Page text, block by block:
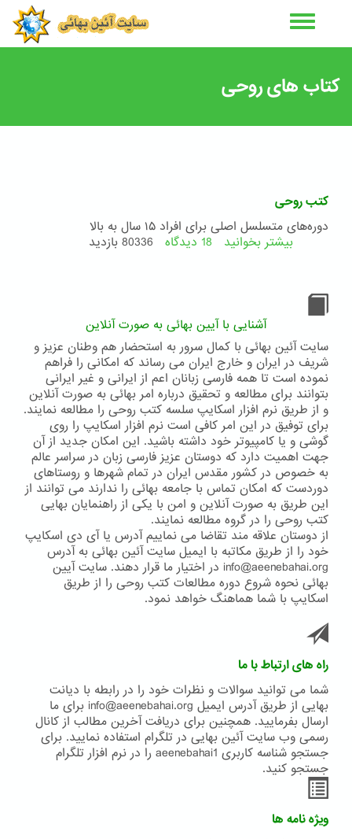
کتاب های روحی
کتب روحی
دوره‌های متسلسل اصلی برای افراد ۱۵ سال به بالا
بیشتر بخوانید درباره
18 دیدگاه 80336 بازدید
آشنایی با آیین بهائی به صورت آنلاین
سایت آئین بهائی با کمال سرور به استحضار هم وطنان عزیز و
شریف در ایران و خارج ایران می رساند که امکانی را فراهم
نموده است تا همه فارسی زبانان اعم از ایرانی و غیر ایرانی
بتوانند برای مطالعه و تحقیق درباره امر بهائی به صورت آنلاین
و از طریق نرم افزار اسکایپ سلسه کتب روحی را مطالعه نمایند.
برای توفیق در این امر کافی است نرم افزار اسکایپ را روی
گوشی و یا کامپیوتر خود داشته باشید. این امکان جدید از آن
جهت اهمیت دارد که دوستان عزیز فارسی زبان در سراسر عالم
به خصوص در کشور مقدس ایران در تمام شهرها و روستاهای
دوردست که امکان تماس با جامعه بهائی را ندارند می توانند از
این طریق به صورت آنلاین و امن با یکی از راهنمایان بهایی
کتب روحی را در گروه مطالعه نمایند.
از دوستان علاقه مند تقاضا می نماییم آدرس یا آی دی اسکایپ
خود را از طریق مکاتبه با ایمیل سایت آئین بهائی به آدرس
info@aeenebahai.org در اختیار ما قرار دهند. سایت آیین
بهائی نحوه شروع دوره مطالعات کتب روحی را از طریق
اسکایپ با شما هماهنگ خواهد نمود.
راه های ارتباط با ما
شما می توانید سوالات و نظرات خود را در رابطه با دیانت
بهایی از طریق آدرس ایمیل info@aeenebahai.org برای ما
ارسال بفرمایید. همچنین برای دریافت آخرین مطالب از کانال
رسمی وب سایت آئین بهایی در تلگرام استفاده نمایید. برای
جستجو شناسه کاربری aeenebahai1 را در نرم افزار تلگرام
جستجو کنید.
ویژه نامه ها